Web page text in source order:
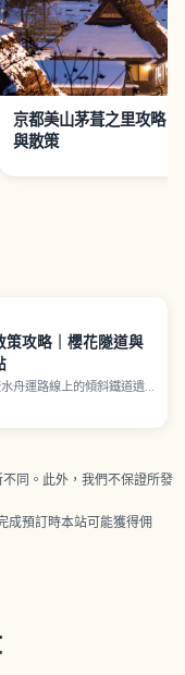
京都美山茅葺之里攻略
與散策
策攻略｜櫻花隧道與
舟運路線上的傾斜鐵道遺
之間存在約36公尺高低
同。此外，我們不保證所發
成預訂時本站可能獲得佣